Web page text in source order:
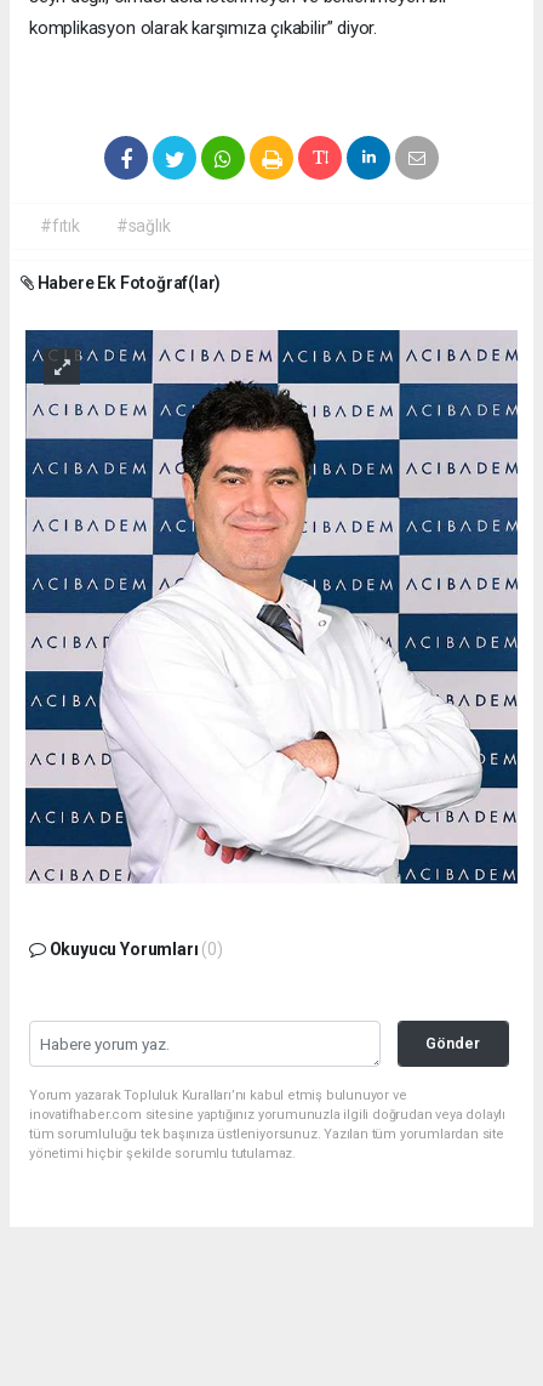
komplikasyon olarak karşımıza çıkabilir” diyor.
#fıtık #sağlık
Habere Ek Fotoğraf(lar)
Okuyucu Yorumları (0)
Gönder
Yorum yazarak Topluluk Kuralları’nı kabul etmiş bulunuyor ve
inovatifhaber.com sitesine yaptığınız yorumunuzla ilgili doğrudan veya dolaylı
tüm sorumluluğu tek başınıza üstleniyorsunuz. Yazılan tüm yorumlardan site
yönetimi hiçbir şekilde sorumlu tutulamaz.